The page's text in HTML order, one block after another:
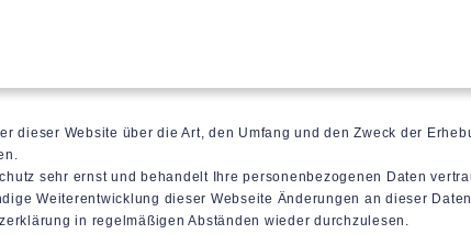
dieser Website über die Art, den Umfang und den Zweck der
sehr ernst und behandelt Ihre personenbezogenen Daten
Weiterentwicklung dieser Webseite Änderungen an dieser
in regelmäßigen Abständen wieder durchzulesen.